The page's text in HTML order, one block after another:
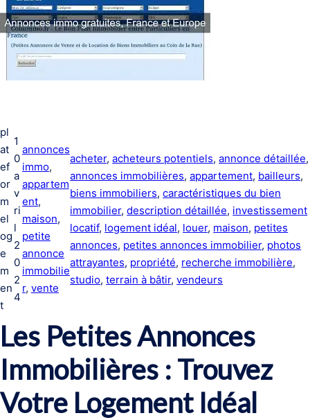
pl
at
ef
or
m
el
og
e
m
en
t
1
0
a
v
ri
l
2
0
2
4
annonces
immo
appartem
ent
maison
petite
annonce
immobilie
r, vente
acheter, acheteurs potentiels, annonce détaillée
annonces immobilières, appartement, bailleurs
biens immobiliers, caractéristiques du bien
immobilier, description détaillée, investissement
locatif, logement idéal, louer, maison, petites
annonces, petites annonces immobilier, photos
attrayantes, propriété, recherche immobilière
studio, terrain à bâtir, vendeurs
Les Petites Annonces
Immobilières : Trouvez
Votre Logement Idéal